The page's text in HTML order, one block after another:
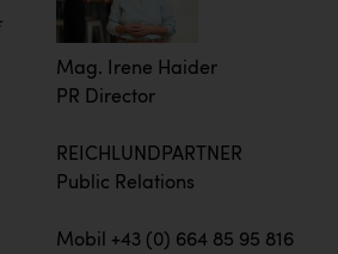
Mag. Irene Haider
PR Director
REICHLUNDPARTNER
Public Relations
Mobil +43 (0) 664 85 95 816